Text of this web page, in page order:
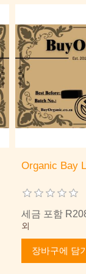
Organic Bay
세금 포함
외
장바구에 담